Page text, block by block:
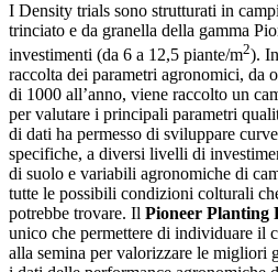
I Density trials sono strutturati in
trinciato e da granella della gamma
investimenti (da 6 a 12,5 piante/m2).
raccolta dei parametri agronomici, da
di 1000 all’anno, viene raccolto un
per valutare i principali parametri
di dati ha permesso di sviluppare
specifiche, a diversi livelli di
di suolo e variabili agronomiche di
tutte le possibili condizioni colturali
potrebbe trovare. Il Pioneer Planting
unico che permettere di individuare il
alla semina per valorizzare le migliori